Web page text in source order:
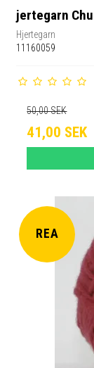
jertegarn
Hjertegarn
11160059
50,00 SEK
41,00 SEK
REA